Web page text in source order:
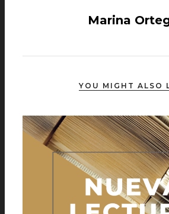
Marina
YOU MIGHT ALSO